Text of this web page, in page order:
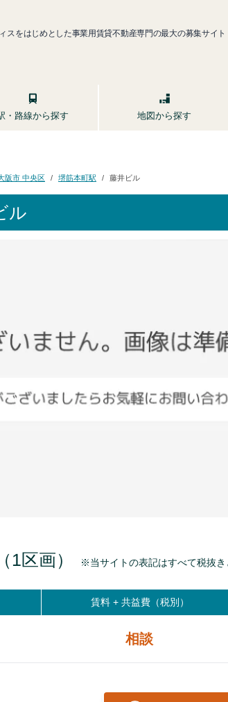
スをはじめとした事業用賃貸不動産専門の最大の募集サイト
・路線から探す 地図から探す
阪市 中央区 堺筋本町駅 藤井ビル
ル
（1区画） ※当サイトの表記はすべて税抜き
賃料 +共益費（税別）
相談